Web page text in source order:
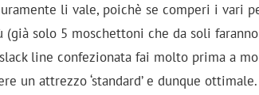
li vale, poichè se comperi i vari
(già solo 5 moschettoni che da soli
line confezionata fai molto prima a
un attrezzo ‘standard’ e dunque ottimale.